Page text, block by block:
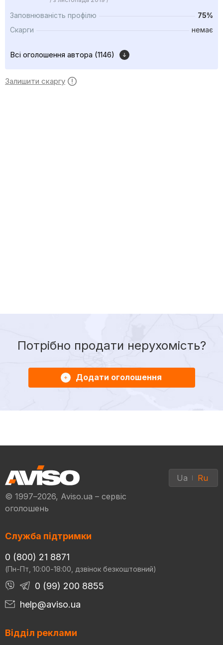
Заповнюваність профілю
75%
Скарги
немає
Всі оголошення автора (1146)
Залишити скаргу
Потрібно продати нерухомість?
Додати оголошення
© 1997–2026, Aviso.ua – сервіс
оголошень
Ua Ru
Служба підтримки
0 (800) 21 8871
(Пн-Пт, 10:00-18:00, дзвінок безкоштовний)
0 (99) 200 8855
help@aviso.ua
Відділ реклами